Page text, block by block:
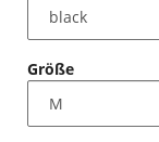
Größe